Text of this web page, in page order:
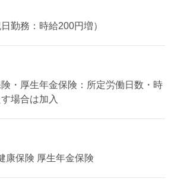
勤務：時給200円増）
・厚生年金保険：所定労働日数・時
場合は加入
康保険 厚生年金保険